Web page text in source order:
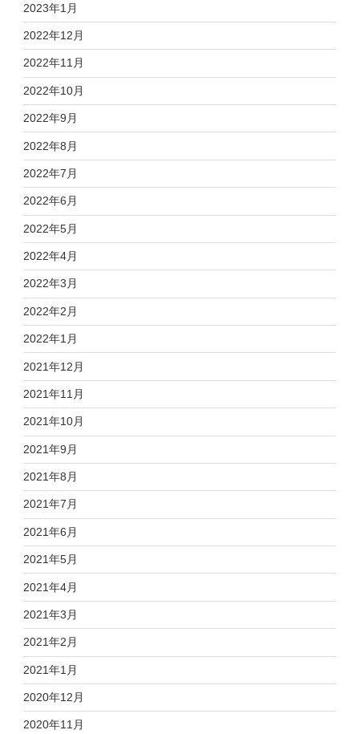
2023年1月
2022年12月
2022年11月
2022年10月
2022年9月
2022年8月
2022年7月
2022年6月
2022年5月
2022年4月
2022年3月
2022年2月
2022年1月
2021年12月
2021年11月
2021年10月
2021年9月
2021年8月
2021年7月
2021年6月
2021年5月
2021年4月
2021年3月
2021年2月
2021年1月
2020年12月
2020年11月